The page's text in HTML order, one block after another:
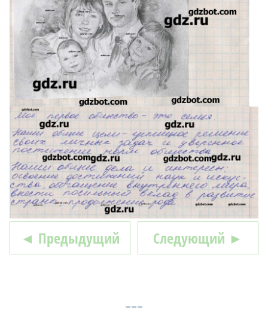
◄ Предыдущий Следующий ►